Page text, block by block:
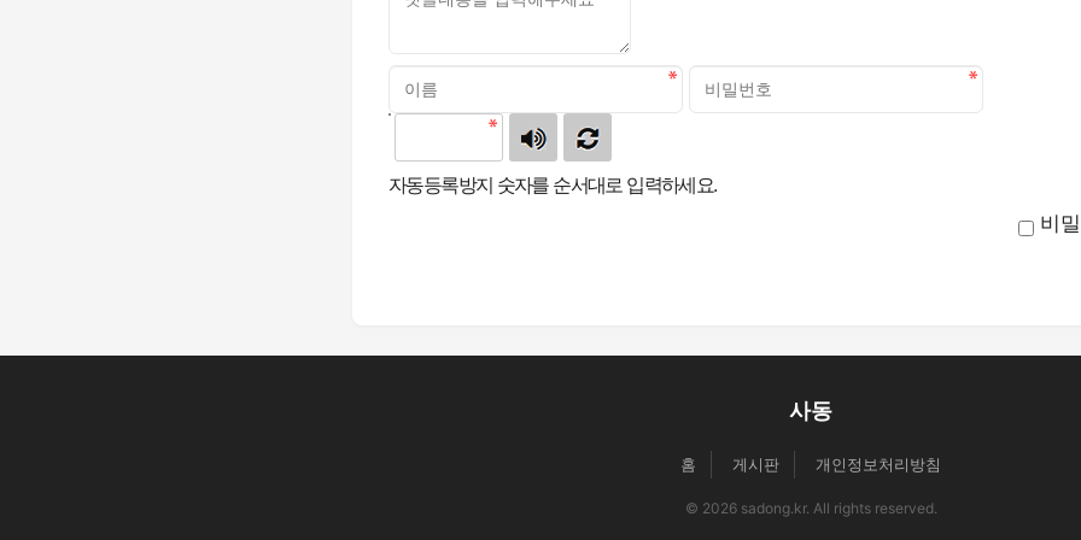
자동등록방지 숫자를 순서대로 입력하세요.
비
사동
홈 게시판 개인정보처리방침
© 2026 sadong.kr. All rights reserved.